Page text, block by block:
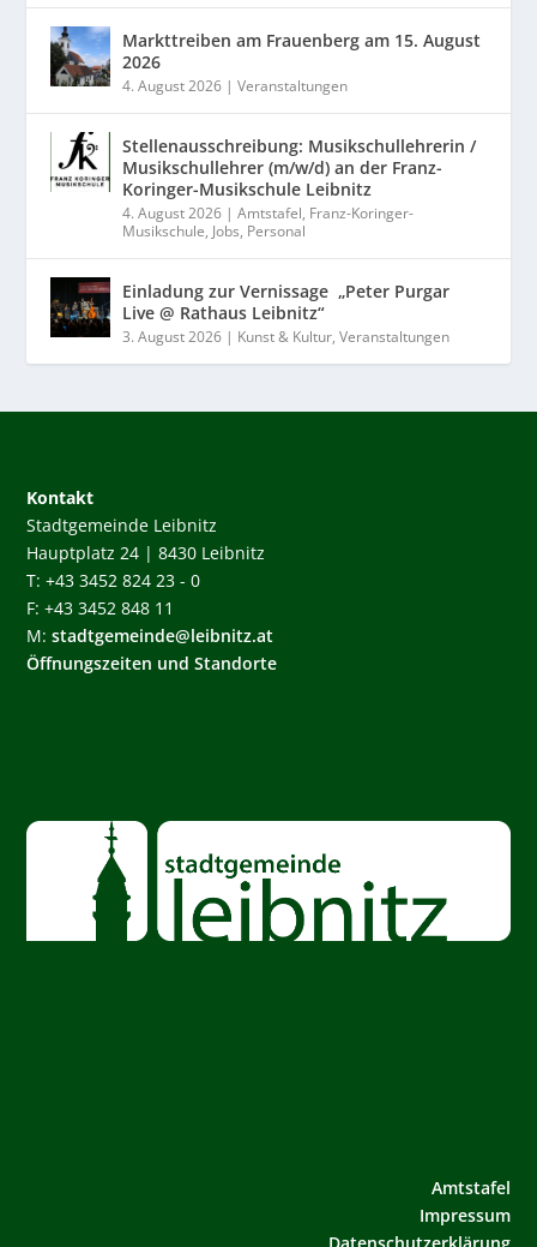
Markttreiben am Frauenberg am 15. August
2026
4. August 2026 |Veranstaltungen
Stellenausschreibung: Musikschullehrerin /
Musikschullehrer (m/w/d) an der Franz-
Koringer-Musikschule Leibnitz
4. August 2026 |Amtstafel, Franz-Koringer-
Musikschule, Jobs, Personal
Einladung zur Vernissage „Peter Purgar
Live @ Rathaus Leibnitz“
3. August 2026 | Kunst & Kultur,Veranstaltungen
Kontakt
Stadtgemeinde Leibnitz
Hauptplatz 24 | 8430 Leibnitz
T: +43 3452 824 23 - 0
F: +43 3452 848 11
M:stadtgemeinde@leibnitz.at
Öffnungszeiten und Standorte
Amtstafel
Impressum